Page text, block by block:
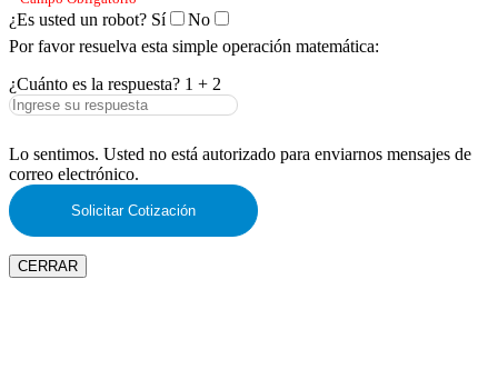
¿Es usted un robot? Sí
No
Por favor resuelva esta simple operación matemática:
¿Cuánto es la respuesta? 1 + 2
Lo sentimos. Usted no está autorizado para enviarnos mensajes de
correo electrónico.
CERRAR